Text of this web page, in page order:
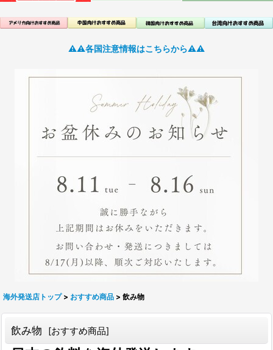
⚠️⚠️各国注意情報はこちらから⚠️⚠️
海外発送店トップ > おすすめ商品 > 飲み物
飲み物 [おすすめ商品]